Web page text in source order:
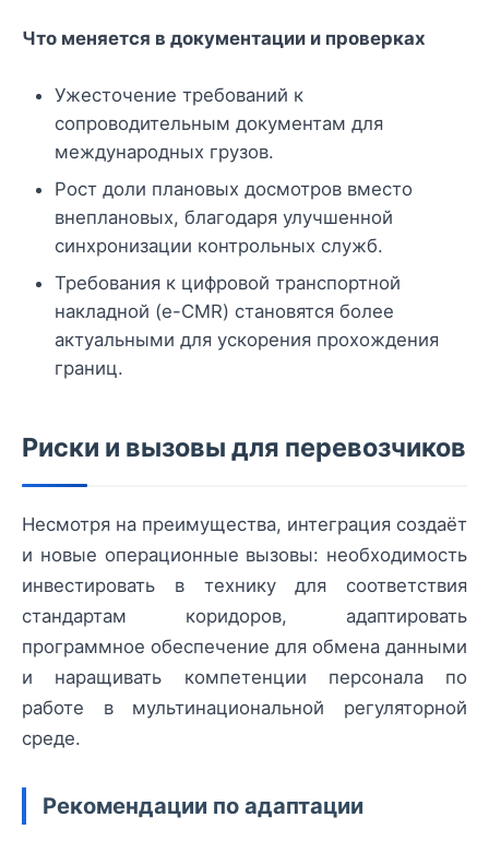
Что меняется в документации и проверках
Ужесточение требований к
сопроводительным документам для
международных грузов.
Рост доли плановых досмотров вместо
внеплановых, благодаря улучшенной
синхронизации контрольных служб.
Требования к цифровой транспортной
накладной (e-CMR) становятся более
актуальными для ускорения прохождения
границ.
Риски и вызовы для перевозчиков
Несмотря на преимущества, интеграция создаёт
и новые операционные вызовы: необходимость
инвестировать в технику для соответствия
стандартам коридоров, адаптировать
программное обеспечение для обмена данными
и наращивать компетенции персонала по
работе в мультинациональной регуляторной
среде.
Рекомендации по адаптации